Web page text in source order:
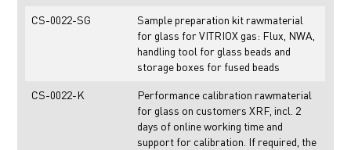
CS-0022-SG
Sample preparation kit rawmaterial
for glass for VITRIOX gas: Flux, NWA,
handling tool for glass beads and
storage boxes for fused beads
CS-0022-K
Performance calibration rawmaterial
for glass on customers XRF, incl. 2
days of online working time and
support for calibration. If required, the